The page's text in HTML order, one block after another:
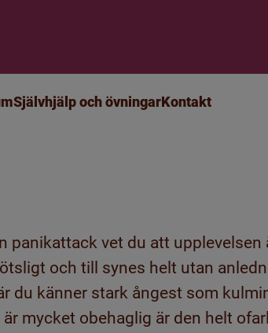
Självhjälp och övningarKontakt
panikattack vet du att upplevelsen
och till synes helt utan
du känner stark ångest som
mycket obehaglig är den helt